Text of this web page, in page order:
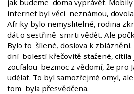
jak budeme doma vyprávět.
internet byl věcí neznámou,
Afriky bylo nemyslitelné, rodina
dát o sestřině smrti vědět. Ale
Bylo to šílené, doslova k
dní bolestí křečovitě stažené, cítila
zoufalou bezmoc z vědomí, že pro
udělat. To byl samozřejmě omyl,
tom byla přesvědčena.